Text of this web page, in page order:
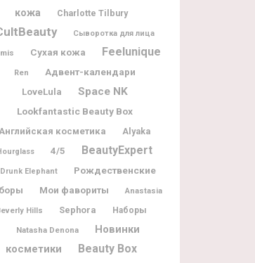
кожа
Charlotte Tilbury
Сыворотка для лица
Сухая кожа Feelunique
Ren Адвент-календари
LoveLula Space NK
Lookfantastic Beauty Box
Английская косметика Alyaka
4/5 BeautyExpert
Drunk Elephant
Рождественские
Мои фавориты Anastasia
Hills Sephora
Наборы
Natasha Denona
Новинки
косметики
Beauty Box